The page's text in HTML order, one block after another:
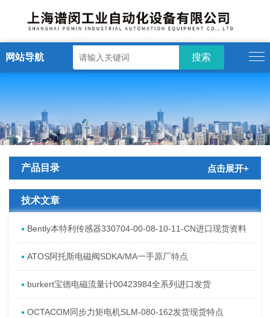
网站导航
产品目录 点击展开+
技术文章
Bently本特利传感器330704-00-08-10-11-CN进口现货资料
ATOS阿托斯电磁阀SDKA/MA一手原厂特点
burkert宝德电磁流量计00423984全系列进口发货
OCTACOM同步力矩电机SLM-080-162发货现货特点